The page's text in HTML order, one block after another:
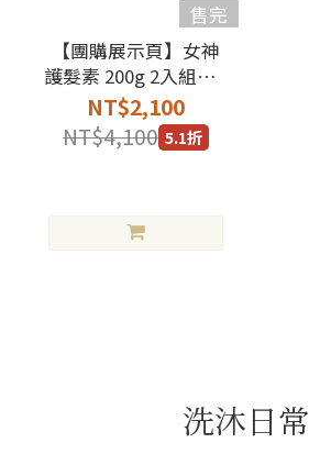
售完
【團購展示頁】女神
護髮素 200g 2入組+女
神護髮油 30ml 2入
NT$2,100
NT$4,100 5.1折
洗沐日常